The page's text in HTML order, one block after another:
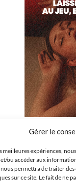
Gérer le
expériences,
ou accéder aux
permettra de traiter
sur ce site. Le fait de ne